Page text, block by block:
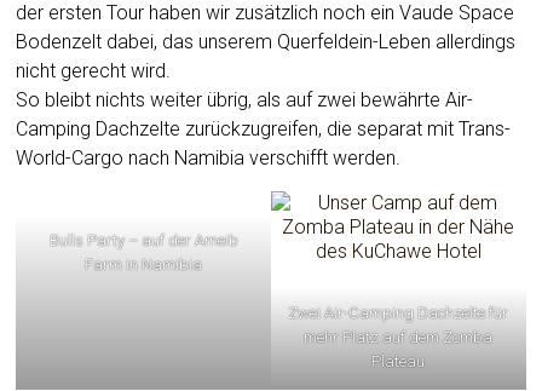
der ersten Tour haben wir zusätzlich noch ein Vaude Space
Bodenzelt dabei, das unserem Querfeldein-Leben allerdings
nicht gerecht wird.
So bleibt nichts weiter übrig, als auf zwei bewährte Air-
Camping Dachzelte zurückzugreifen, die separat mit Trans-
World-Cargo nach Namibia verschifft werden.
Bulls Party – auf der Ameib
Farm in Namibia
Zwei Air-Camping Dachzelte für
mehr Platz auf dem Zomba
Plateau